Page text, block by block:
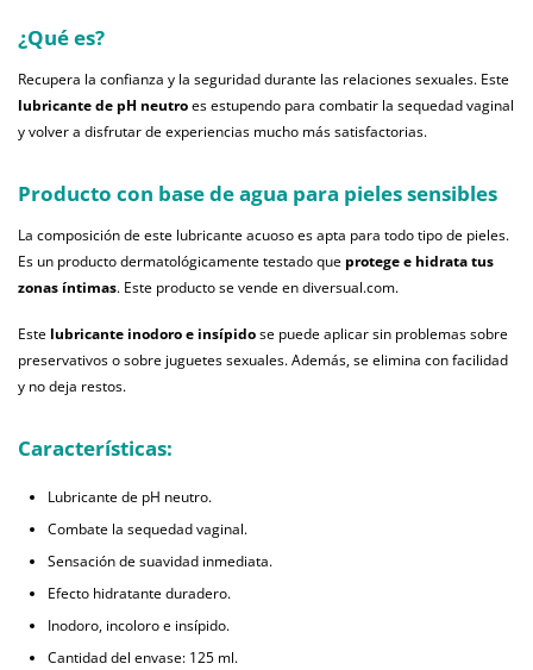
¿Qué es?
Recupera la confianza y la seguridad durante las relaciones sexuales. Este
lubricante de pH neutroes estupendo para combatir la sequedad vaginal
y volver a disfrutar de experiencias mucho más satisfactorias.
Producto con base de agua para pieles sensibles
La composición de este lubricante acuoso es apta para todo tipo de pieles.
Es un producto dermatológicamente testado que protege e hidrata tus
zonas íntimas. Este producto se vende en diversual.com.
Este lubricante inodoro e insípidose puede aplicar sin problemas sobre
preservativos o sobre juguetes sexuales. Además, se elimina con facilidad
y no deja restos.
Características:
Lubricante de pH neutro.
Combate la sequedad vaginal.
Sensación de suavidad inmediata.
Efecto hidratante duradero.
Inodoro, incoloro e insípido.
Cantidad del envase: 125 ml.